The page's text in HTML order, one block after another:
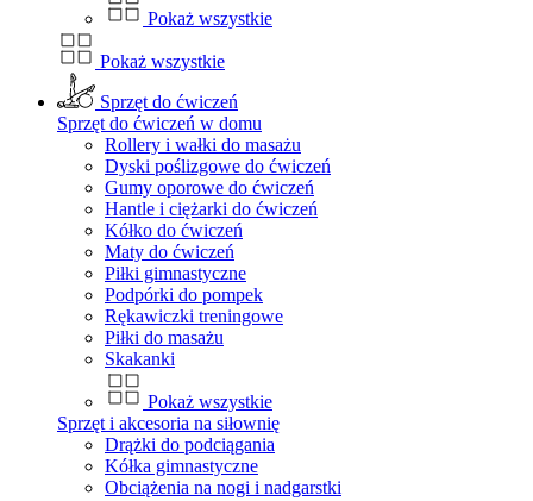
Pokaż wszystkie
Pokaż wszystkie
Sprzęt do ćwiczeń
Sprzęt do ćwiczeń w domu
Rollery i wałki do masażu
Dyski poślizgowe do ćwiczeń
Gumy oporowe do ćwiczeń
Hantle i ciężarki do ćwiczeń
Kółko do ćwiczeń
Maty do ćwiczeń
Piłki gimnastyczne
Podpórki do pompek
Rękawiczki treningowe
Piłki do masażu
Skakanki
Pokaż wszystkie
Sprzęt i akcesoria na siłownię
Drążki do podciągania
Kółka gimnastyczne
Obciążenia na nogi i nadgarstki